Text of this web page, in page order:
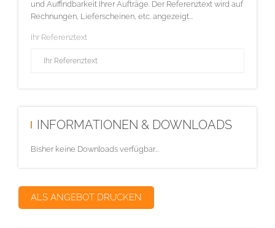
und Auffindbarkeit Ihrer Aufträge. Der Referenztext wird auf
Rechnungen, Lieferscheinen, etc. angezeigt...
Ihr Referenztext
INFORMATIONEN & DOWNLOADS
Bisher keine Downloads verfügbar...
ALS ANGEBOT DRUCKEN